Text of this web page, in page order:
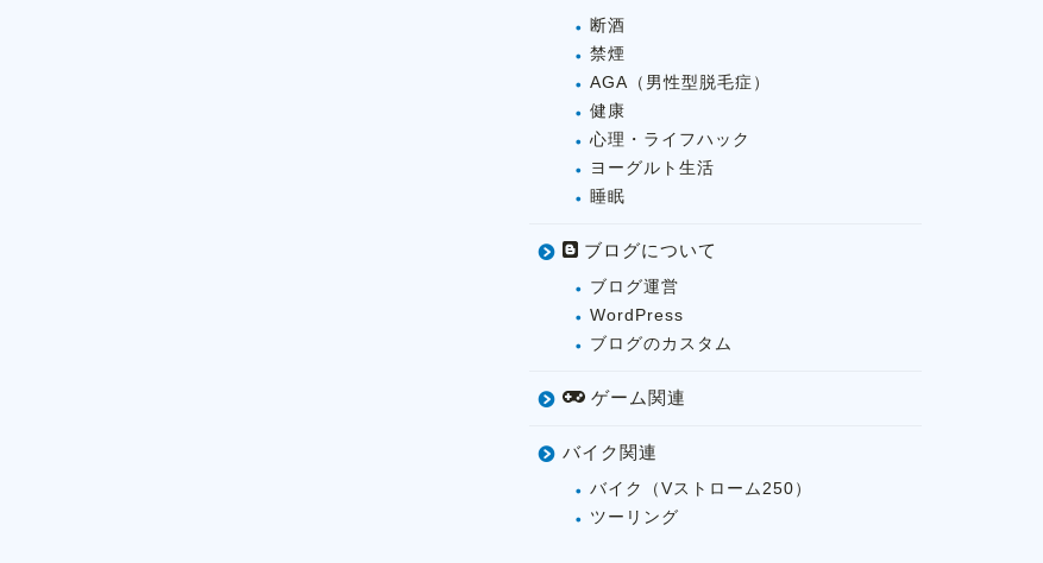
断酒
禁煙
AGA（男性型脱毛症）
健康
心理・ライフハック
ヨーグルト生活
睡眠
ブログについて
ブログ運営
WordPress
ブログのカスタム
ゲーム関連
バイク関連
バイク（Vストローム250）
ツーリング